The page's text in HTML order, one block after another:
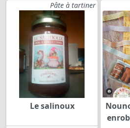
Pâte à tartiner
Le salinoux